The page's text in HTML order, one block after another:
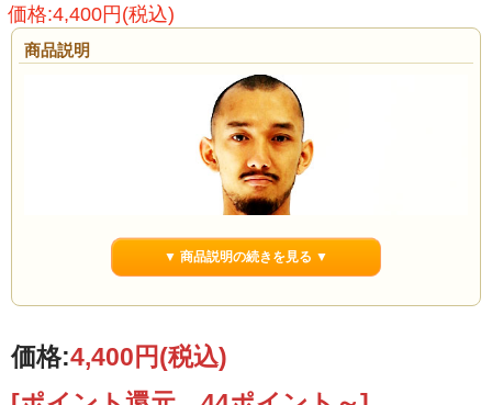
価格:4,400円(税込)
商品説明
▼ 商品説明の続きを見る ▼
価格:4,400円(税込)